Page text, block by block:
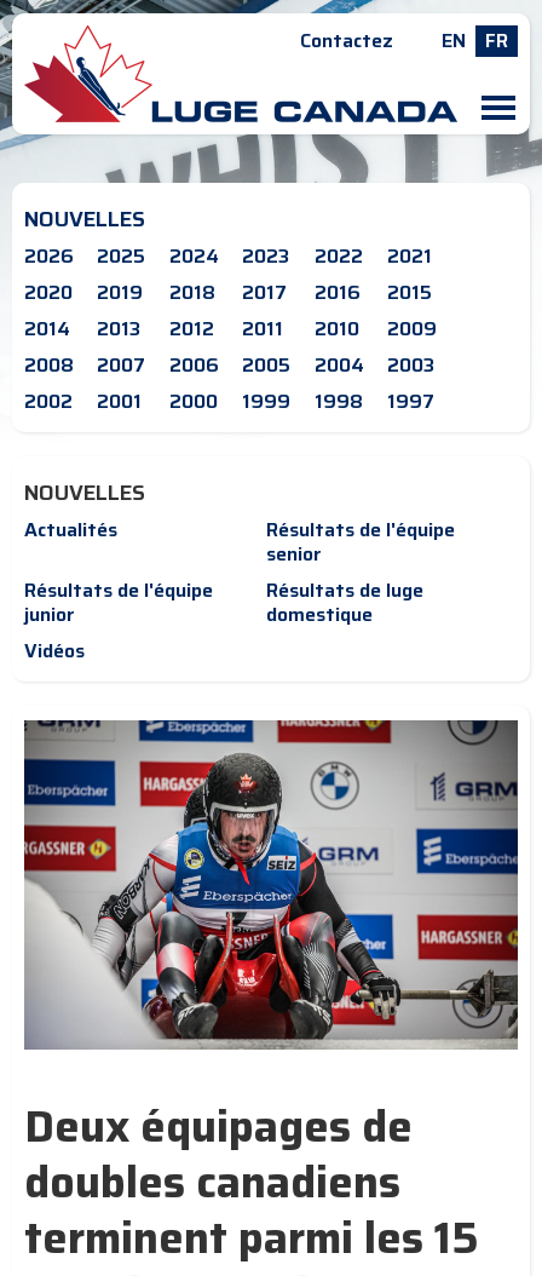
Contactez EN FR
M
NOUVELLES
2026 2025 2024 2023 2022
2021
2020
2019 2018 2017 2016
2015
2014
2013 2012 2011 2010
2009
2008
2007 2006 2005 2004
2003
2002
2001 2000 1999 1998 1997
NOUVELLES
Actualités
Résultats de l'équipe
senior
Résultats de l'équipe
junior
Résultats de luge
domestique
Vidéos
Deux équipages de
doubles canadiens
terminent parmi les 15